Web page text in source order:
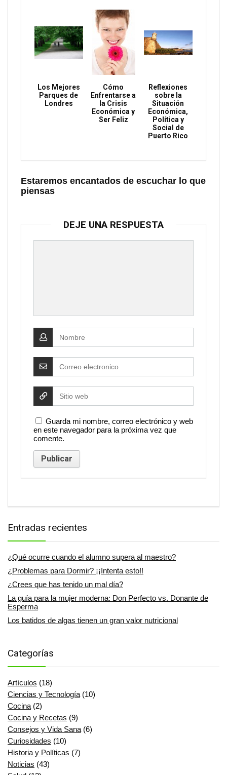
Los Mejores
Parques de
Londres
Cómo
Enfrentarse a
la Crisis
Económica y
Ser Feliz
Reflexiones
sobre la
Situación
Económica,
Política y
Social de
Puerto Rico
Estaremos encantados de escuchar lo que
piensas
DEJE UNA RESPUESTA
Guarda mi nombre, correo electrónico y web
en este navegador para la próxima vez que
comente.
Entradas recientes
¿Qué ocurre cuando el alumno supera al maestro?
¿Problemas para Dormir? ¡¡Intenta esto!!
¿Crees que has tenido un mal día?
La guía para la mujer moderna: Don Perfecto vs. Donante de
Esperma
Los batidos de algas tienen un gran valor nutricional
Categorías
Artículos (18)
Ciencias y Tecnología (10)
Cocina (2)
Cocina y Recetas (9)
Consejos y Vida Sana (6)
Curiosidades (10)
Historia y Políticas (7)
Noticias (43)